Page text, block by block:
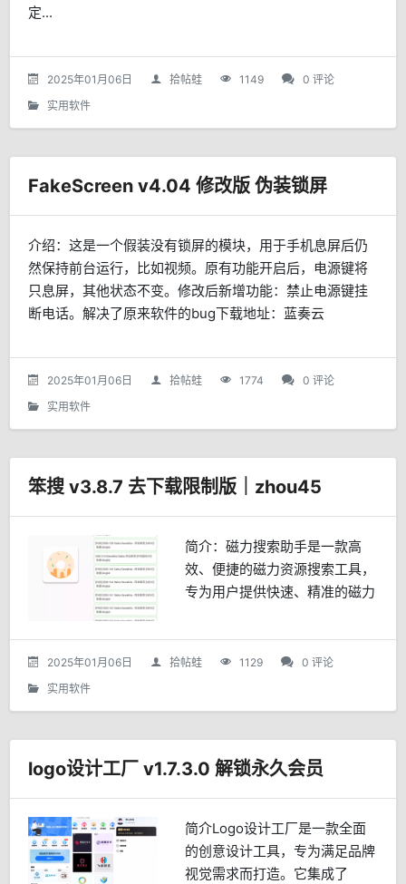
定...
2025年01月06日 拾帖蛙 1149
0 评论
实用软件
FakeScreen v4.04 修改版 伪装锁屏
介绍：这是一个假装没有锁屏的模块，用于手机息屏后仍
然保持前台运行，比如视频。原有功能开启后，电源键将
只息屏，其他状态不变。修改后新增功能：禁止电源键挂
断电话。解决了原来软件的bug下载地址：蓝奏云
2025年01月06日 拾帖蛙 1774
0 评论
实用软件
笨搜 v3.8.7 去下载限制版｜zhou45
简介：磁力搜索助手是一款高
效、便捷的磁力资源搜索工具，
专为用户提供快速、精准的磁力
引擎技术，用户可以轻松找到所
需的电影、音乐、书籍、软件等
2025年01月06日 拾帖蛙 1129
0 评论
实用软件
logo设计工厂 v1.7.3.0 解锁永久会员
简介Logo设计工厂是一款全面
的创意设计工具，专为满足品牌
视觉需求而打造。它集成了